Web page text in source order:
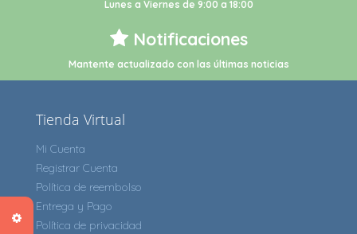
Lunes a Viernes de 9:00 a 18:00
Notificaciones
Mantente actualizado con las últimas noticias
Tienda Virtual
Mi Cuenta
Registrar Cuenta
Política de reembolso
Entrega y Pago
Política de privacidad